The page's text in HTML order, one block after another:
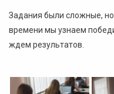
Задания были сложные,
времени мы узнаем
ждем результатов.